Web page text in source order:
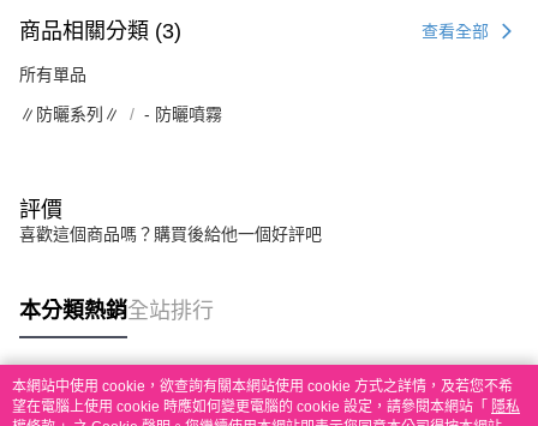
商品相關分類 (3) 查看全部
所有單品
∥防曬系列∥ - 防曬噴霧
評價
喜歡這個商品嗎？購買後給他一個好評吧
本分類熱銷全站排行
熱門標籤
本網站中使用 cookie，欲查詢有關本網站使用 cookie 方式之詳情，及若您不希
望在電腦上使用 cookie 時應如何變更電腦的 cookie 設定，請參閱本網站「 隱私